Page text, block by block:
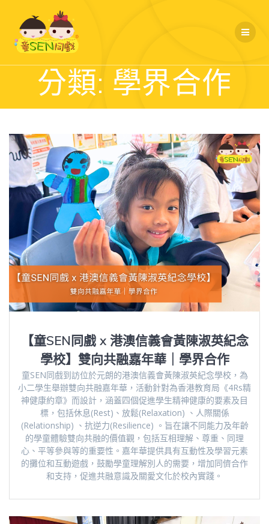
分類: 學界合作
【童SEN同戲 x 港澳信義會黃陳淑英紀念
學校】雙向共融嘉年華｜學界合作
童SEN同戲到訪位於元朗的港澳信義會黃陳淑英紀念學校，為
小二學生舉辦雙向共融嘉年華，活動針對為香港教育局《4Rs精
神健康約章》而設計，涵蓋四個促進學生精神健康的要素及目
標，包括休息(Rest)、放鬆(Relaxation) 、人際關係
(Relationship) 、抗逆力(Resilience) 。旨在讓不同能力及年齡
的學童體驗雙向共融的價值觀，包括互相理解、尊重、同理
心、平等參與等的重要性。嘉年華提供具有互動性及學習元素
的攤位和互動遊戲，鼓勵學童理解別人的需要，增加同儕合作
和支持，促進共融意識及關愛文化於校內實踐。